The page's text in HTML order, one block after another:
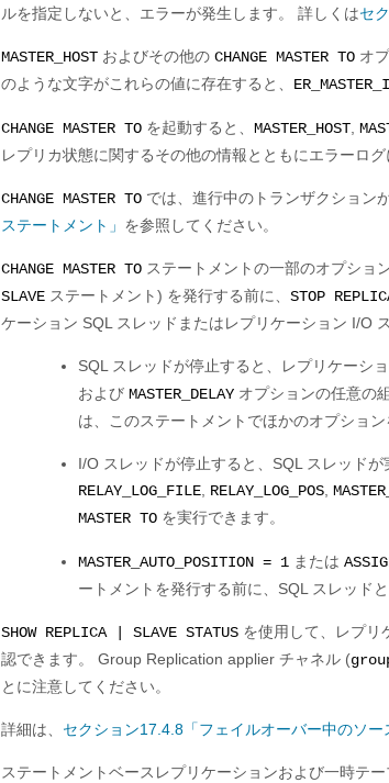
ルを指定しないと、エラーが発生します。 詳しくはセ
MASTER_HOST およびその他の CHANGE MASTER TO オ
のような文字がこれらの値に存在すると、
CHANGE MASTER TO を起動すると、 MASTER_HOST
レプリカ状態に関するその他の情報とともにエラーログ
CHANGE MASTER TO では、進行中のトランザクション
ステートメント」 を参照してください。
CHANGE MASTER TO ステートメントの一部のオプション
SLAVE ステートメント) を発行する前に、 STOP
ケーション SQL スレッドまたはレプリケーション I/O
SQL スレッドが停止すると、レプリケーシ
および MASTER_DELAY オプションの任意の
は、このステートメントでほかのオプション
I/O スレッドが停止すると、SQL スレッド
RELAY_LOG_FILE RELAY_LOG_POS
MASTER TO を実行できます。
MASTER_AUTO_POSITION = 1 または
ートメントを発行する前に、SQL スレッド
SHOW REPLICA | SLAVE STATUS を使用して、レプリ
認できます。 Group Replication applier チャネル (
とに注意してください。
詳細は、 セクション17.4.8「フェイルオーバー中のソー
ステートメントベースレプリケーションおよび一時テー